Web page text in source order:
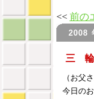
<< 前の
2008
三
（お父
今日の